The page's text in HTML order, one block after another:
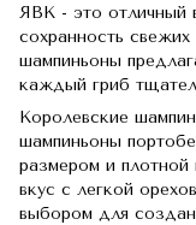
ЯВК - это отличный
сохранность
шампиньоны
каждый гриб
Королевские
шампиньоны
размером и
вкус с легкой
выбором для